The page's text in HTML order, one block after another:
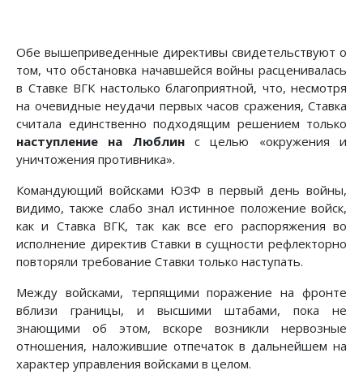
Обе вышеприведенные директивы свидетельствуют о
том, что обстановка начавшейся войны расценивалась
в Ставке ВГК настолько благоприятной, что, несмотря
на очевидные неудачи первых часов сражения, Ставка
считала единственно подходящим решением только
наступление на Люблин с целью «окружения и
уничтожения противника».
Командующий войсками ЮЗФ в первый день войны,
види­мо, также слабо знал истинное положение войск,
как и Став­ка ВГК, так как все его распоряжения во
исполнение дирек­тив Ставки в сущности рефлекторно
повторяли требование Ставки только наступать.
Между войсками, терпящими поражение на фронте
вбли­зи границы, и высшими штабами, пока не
знающими об этом, вскоре возникли нервозные
отношения, наложившие отпеча­ток в дальнейшем на
характер управления войсками в целом.